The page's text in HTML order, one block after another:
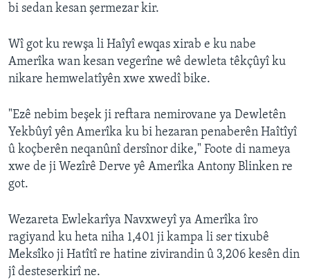
bi sedan kesan şermezar kir.
Wî got ku rewşa li Haîyî ewqas xirab e ku nabe
Amerîka wan kesan vegerîne wê dewleta têkçûyî ku
nikare hemwelatîyên xwe xwedî bike.
"Ezê nebim beşek ji reftara nemirovane ya Dewletên
Yekbûyî yên Amerîka ku bi hezaran penaberên Haîtîyî
û koçberên neqanûnî dersînor dike," Foote di nameya
xwe de ji Wezîrê Derve yê Amerîka Antony Blinken re
got.
Wezareta Ewlekarîya Navxweyî ya Amerîka îro
ragiyand ku heta niha 1,401 ji kampa li ser tixubê
Meksîko ji Hatîtî re hatine zivirandin û 3,206 kesên din
jî desteserkirî ne.